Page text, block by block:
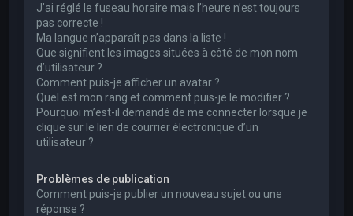
J’ai réglé le fuseau horaire mais l’heure n’est toujours
pas correcte !
Ma langue n’apparaît pas dans la liste !
Que signifient les images situées à côté de mon nom
d’utilisateur ?
Comment puis-je afficher un avatar ?
Quel est mon rang et comment puis-je le modifier ?
Pourquoi m’est-il demandé de me connecter lorsque je
clique sur le lien de courrier électronique d’un
utilisateur ?
Problèmes de publication
Comment puis-je publier un nouveau sujet ou une
réponse ?